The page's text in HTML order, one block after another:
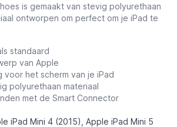
is gemaakt van stevig polyurethaan
ontworpen om perfect om je iPad te
standaard
van Apple
voor het scherm van je iPad
polyurethaan materiaal
met de Smart Connector
iPad Mini 4 (2015), Apple iPad Mini 5